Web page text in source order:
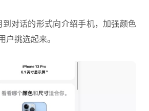
对话的形式向介绍手机，加强颜色
户挑选起来。